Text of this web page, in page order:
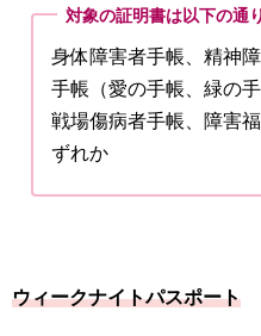
対象の証明書は以下の通
身体障害者手帳、精神
手帳（愛の手帳、緑の
戦場傷病者手帳、障害
ずれか
ウィークナイトパスポート